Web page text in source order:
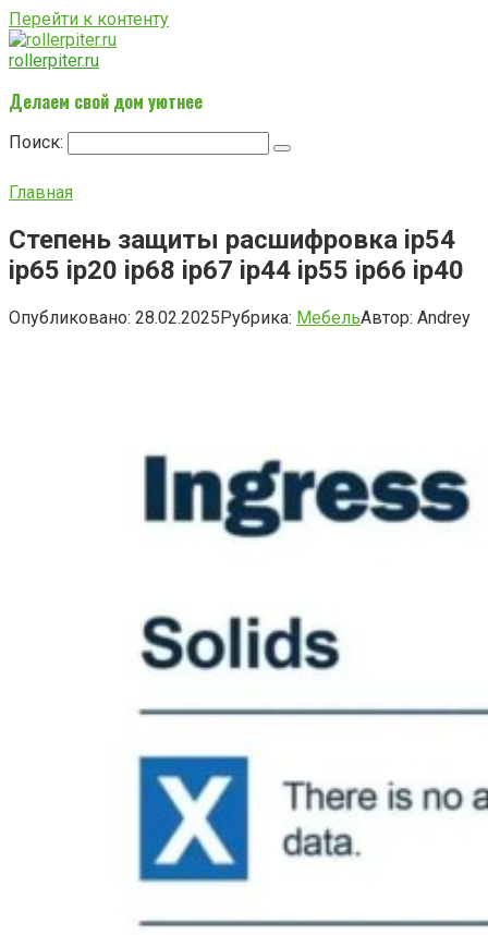
Перейти к контенту
rollerpiter.ru
Делаем свой дом уютнее
Поиск:
Главная
Степень защиты расшифровка ip54
ip65 ip20 ip68 ip67 ip44 ip55 ip66 ip40
Опубликовано: 28.02.2025Рубрика: МебельАвтор: Andrey